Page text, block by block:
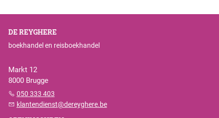
DE REYGHERE
boekhandel en reisboekhandel
Markt 12
8000 Brugge
050 333 403
klantendienst@dereyghere.be